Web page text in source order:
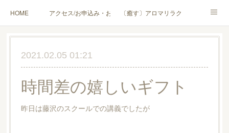
HOME アクセス/お申込み・お問合せ〔癒す〕アロマリラクゼーション
〔学ぶ〕AEAJ資格対応コース〔学ぶ〕トリートメント実技講座／介護アロマ講座
ハンモックよもぎ蒸し® HAMMOCK SAUNA® アカデミー厚木校
ハンモックタイ古式協会® 厚木校出張講座(個人／企業・団体)
2021.02.05 01:21
時間差の嬉しいギフト
昨日は藤沢のスクールでの講義でしたが